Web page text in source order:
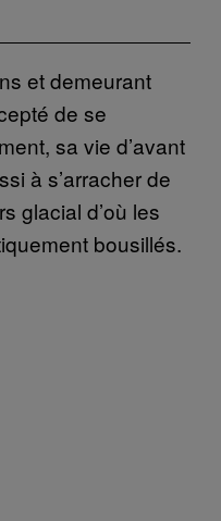
et demeurant
de se
sa vie d’avant
à s’arracher de
glacial d’où les
bousillés.